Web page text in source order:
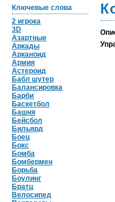
Ключевые слова
2 игрока
3D
Азартные
Аркады
Арканоид
Армия
Астероид
Бабл шутер
Балансировка
Барби
Баскетбол
Башня
Бейсбол
Бильярд
Боец
Бокс
Бомба
Бомбермен
Борьба
Боулинг
Братц
Велосипед